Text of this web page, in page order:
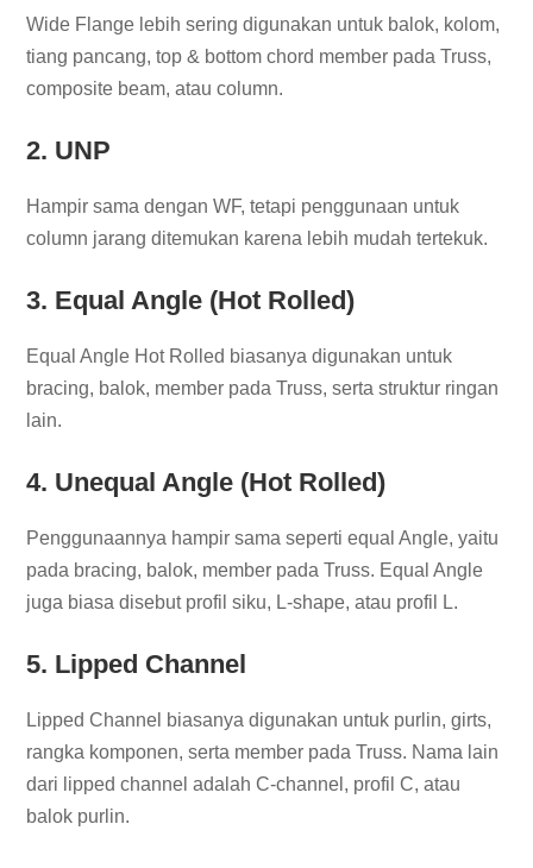
Wide Flange lebih sering digunakan untuk balok, kolom,
tiang pancang, top & bottom chord member pada Truss,
composite beam, atau column.
2. UNP
Hampir sama dengan WF, tetapi penggunaan untuk
column jarang ditemukan karena lebih mudah tertekuk.
3. Equal Angle (Hot Rolled)
Equal Angle Hot Rolled biasanya digunakan untuk
bracing, balok, member pada Truss, serta struktur ringan
lain.
4. Unequal Angle (Hot Rolled)
Penggunaannya hampir sama seperti equal Angle, yaitu
pada bracing, balok, member pada Truss. Equal Angle
juga biasa disebut profil siku, L-shape, atau profil L.
5. Lipped Channel
Lipped Channel biasanya digunakan untuk purlin, girts,
rangka komponen, serta member pada Truss. Nama lain
dari lipped channel adalah C-channel, profil C, atau
balok purlin.